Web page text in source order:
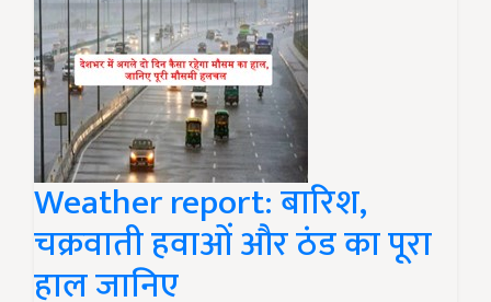
Weather report: बारिश,
चक्रवाती हवाओं और ठंड का पूरा
हाल जानिए